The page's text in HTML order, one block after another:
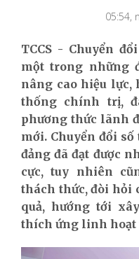
05:54,
TCCS - Chuyển
một trong những
nâng cao hiệu lực,
thống chính trị,
phương thức lãnh
mới. Chuyển đổi
đảng đã đạt được
cực, tuy nhiên
thách thức, đòi hỏi
quả, hướng tới
thích ứng linh hoạt